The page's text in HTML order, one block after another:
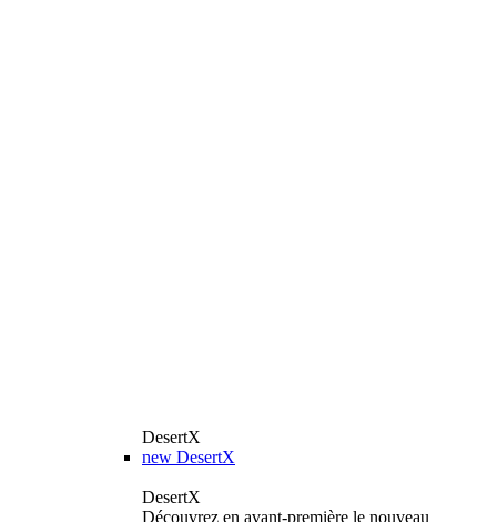
DesertX
new DesertX
DesertX
Découvrez en avant-première le nouveau